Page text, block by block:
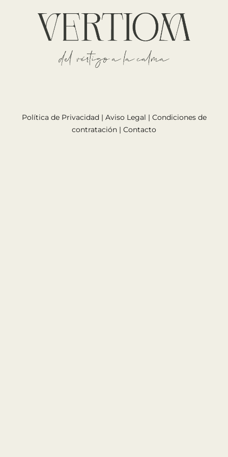
Política de Privacidad| Aviso Legal | Condiciones de
contratación | Contacto